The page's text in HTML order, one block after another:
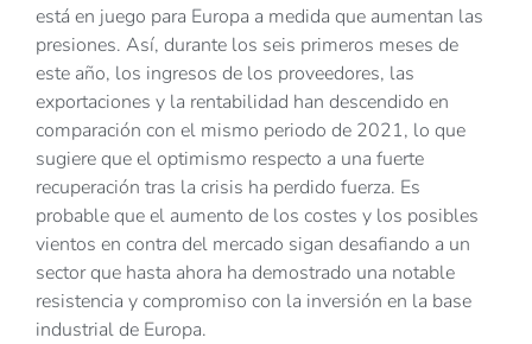
está en juego para Europa a medida que aumentan las
presiones. Así, durante los seis primeros meses de
este año, los ingresos de los proveedores, las
exportaciones y la rentabilidad han descendido en
comparación con el mismo periodo de 2021, lo que
sugiere que el optimismo respecto a una fuerte
recuperación tras la crisis ha perdido fuerza. Es
probable que el aumento de los costes y los posibles
vientos en contra del mercado sigan desafiando a un
sector que hasta ahora ha demostrado una notable
resistencia y compromiso con la inversión en la base
industrial de Europa.